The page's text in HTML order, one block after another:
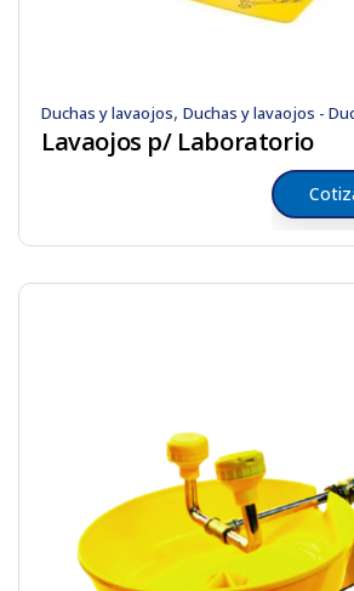
Duchas y lavaojos, Duchas y lavaojos -
Lavaojos p/ Laboratorio